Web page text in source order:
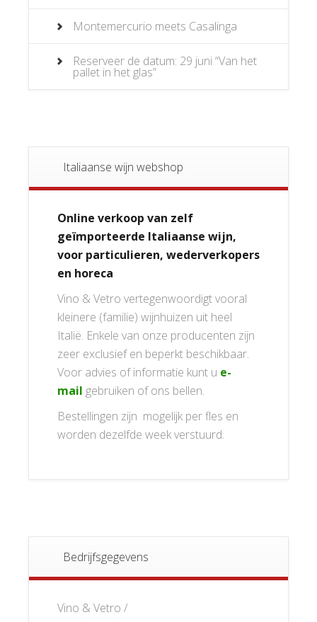
Montemercurio meets Casalinga
Reserveer de datum: 29 juni “Van het
pallet in het glas”
Italiaanse wijn webshop
Online verkoop van zelf
geïmporteerde Italiaanse wijn,
voor particulieren, wederverkopers
en horeca
Vino & Vetro vertegenwoordigt vooral
kleinere (familie) wijnhuizen uit heel
Italië. Enkele van onze producenten zijn
zeer exclusief en beperkt beschikbaar.
Voor advies of informatie kunt u e-
mail gebruiken of ons bellen.
Bestellingen zijn mogelijk per fles en
worden dezelfde week verstuurd.
Bedrijfsgegevens
Vino & Vetro /